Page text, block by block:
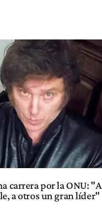
carrera por la ONU: "A
a otros un gran líder"